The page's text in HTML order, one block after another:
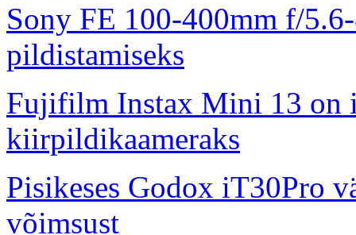
Sony FE 100-400mm f/
pildistamiseks
Fujifilm Instax Mini 13 on
kiirpildikaameraks
Pisikeses Godox iT30Pro
võimsust